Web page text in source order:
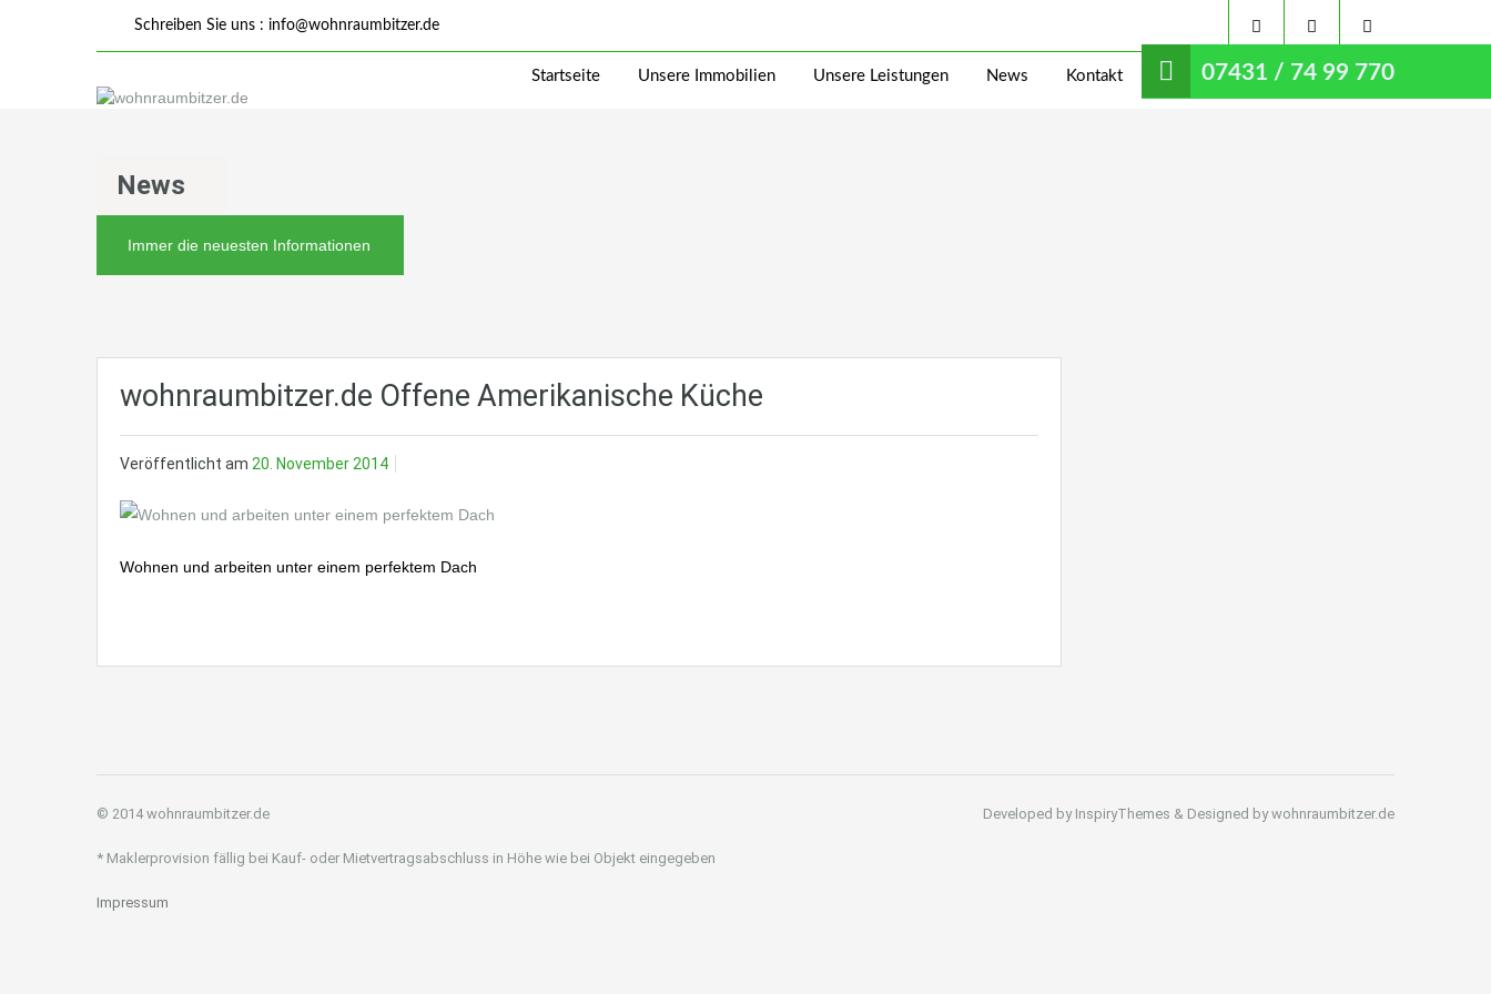
Schreiben Sie uns : info@wohnraumbitzer.de
07431 / 74 99 770
Startseite Unsere Immobilien Unsere Leistungen News Kontakt
News
Immer die neuesten Informationen
wohnraumbitzer.de Offene Amerikanische Küche
Veröffentlicht am 20. November 2014
Wohnen und arbeiten unter einem perfektem Dach
© 2014 wohnraumbitzer.de
* Maklerprovision fällig bei Kauf- oder Mietvertragsabschluss in Höhe wie bei Objekt eingegeben
Impressum
Developed by InspiryThemes & Designed by wohnraumbitzer.de